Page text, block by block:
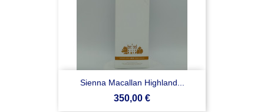
Sienna Macallan Highland...
Prezzo
350,00 €